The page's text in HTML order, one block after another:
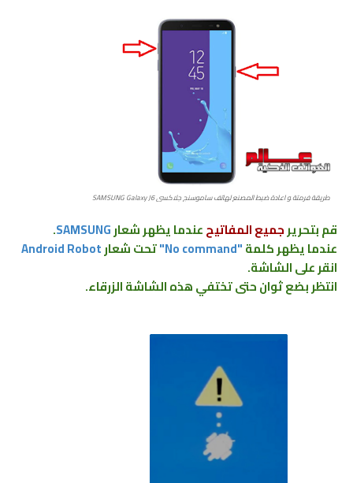
طريقة فرمتة ﻮ اعادة ضبط المصنع ﻟﻬﺎﺗﻒ ﺳﺎﻣﻮﺳﻨﺞ جلاكسي SAMSUNG Galaxy J6
قم بتحريرجميع المفاتيحعندمايظهرشعارSAMSUNG
.
عندما يظهركلمة"No command" تحت شعارAndroid Robot
انقر على الشاشة.
انتظر بضع ثوان حتى تختفي هذه الشاشة الزرقاء.